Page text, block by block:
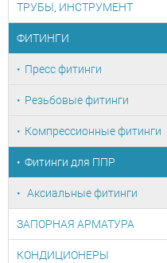
ТРУБЫ, ИНСТРУМЕНТ
ФИТИНГИ
Пресс фитинги
Резьбовые фитинги
Компрессионные фитинги
Фитинги для ППР
Аксиальные фитинги
ЗАПОРНАЯ АРМАТУРА
КОНДИЦИОНЕРЫ